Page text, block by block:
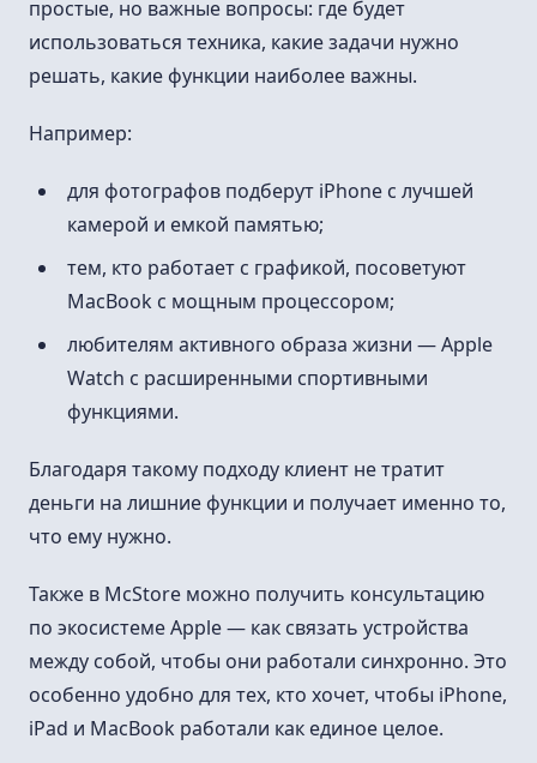
простые, но важные вопросы: где будет
использоваться техника, какие задачи нужно
решать, какие функции наиболее важны.
Например:
для фотографов подберут iPhone с лучшей
камерой и емкой памятью;
тем, кто работает с графикой, посоветуют
MacBook с мощным процессором;
любителям активного образа жизни — Apple
Watch с расширенными спортивными
функциями.
Благодаря такому подходу клиент не тратит
деньги на лишние функции и получает именно то,
что ему нужно.
Также в McStore можно получить консультацию
по экосистеме Apple — как связать устройства
между собой, чтобы они работали синхронно. Это
особенно удобно для тех, кто хочет, чтобы iPhone,
iPad и MacBook работали как единое целое.